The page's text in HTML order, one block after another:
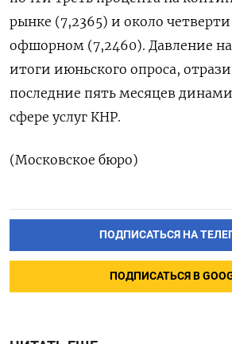
рынке (7,2365) и около
офшорном (7,2460). Давление
итоги июньского опроса,
последние пять месяцев
сфере услуг КНР.
(Московское бюро)
ПОДПИСАТЬСЯ НА
ПОДПИСАТЬСЯ В